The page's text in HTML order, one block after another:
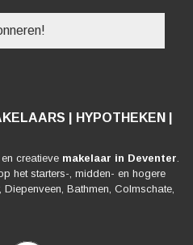
| HYPOTHEKEN |
creatieve makelaar in Deventer.
het starters-, midden- en hogere
Bathmen, Colmschate,